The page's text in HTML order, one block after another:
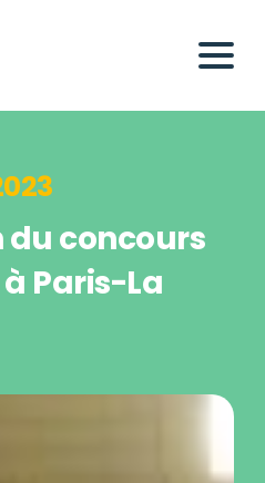
du concours
Paris-La